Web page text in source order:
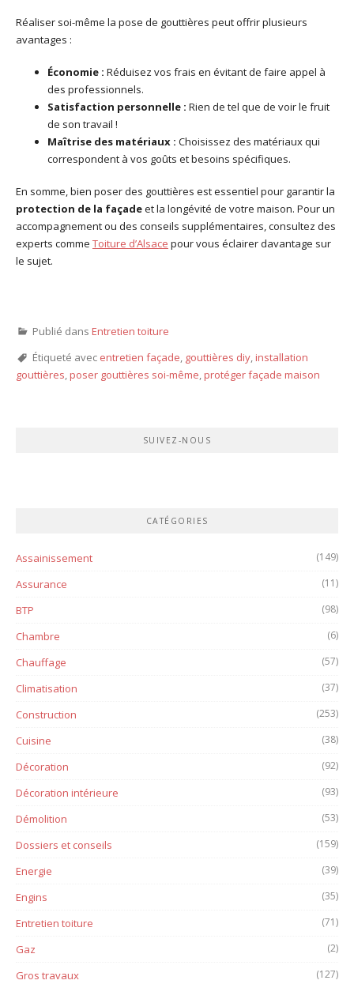
Réaliser soi-même la pose de gouttières peut offrir plusieurs
avantages :
Économie : Réduisez vos frais en évitant de faire appel à
des professionnels.
Satisfaction personnelle : Rien de tel que de voir le fruit
de son travail !
Maîtrise des matériaux : Choisissez des matériaux qui
correspondent à vos goûts et besoins spécifiques.
En somme, bien poser des gouttières est essentiel pour garantir la
protection de la façadeet la longévité de votre maison. Pour un
accompagnement ou des conseils supplémentaires, consultez des
experts comme Toiture d’Alsace pour vous éclairer davantage sur
le sujet.
Publié dans Entretien toiture
Étiqueté avec entretien façade, gouttières diy,installation
gouttières,poser gouttières soi-même,protéger façade maison
SUIVEZ-NOUS
CATÉGORIES
Assainissement (149)
Assurance (11)
BTP (98)
Chambre (6)
Chauffage (57)
Climatisation (37)
Construction (253)
Cuisine (38)
Décoration (92)
Décoration intérieure (93)
Démolition (53)
Dossiers et conseils (159)
Energie (39)
Engins (35)
Entretien toiture (71)
Gaz (2)
Gros travaux (127)